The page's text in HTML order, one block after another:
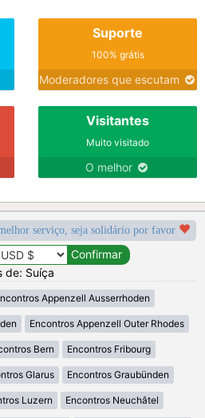
Suporte
100% grátis
Moderadores que escutam
Visitantes
Muito visitado
O melhor
serviço, seja solidário por favor
de: Suíça
Appenzell Ausserrhoden
Encontros Appenzell Outer Rhodes
Bern Encontros Fribourg
Glarus Encontros Graubünden
Luzern Encontros Neuchâtel